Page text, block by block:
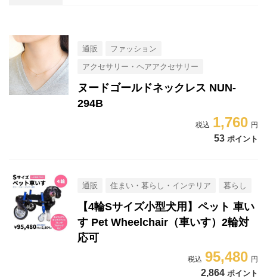
通販
ファッション
アクセサリー・ヘアアクセサリー
ヌードゴールドネックレス NUN-
294B
1,760
53 ポイント
通販 住まい・暮らし・インテリア 暮らし
【4輪Sサイズ小型犬用】ペット 車い
す Pet Wheelchair（車いす）2輪対
応可
95,480
2,864 ポイント